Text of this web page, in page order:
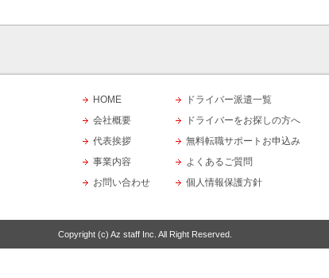
HOME
会社概要
代表挨拶
事業内容
お問い合わせ
ドライバー派遣一覧
ドライバーをお探しの方へ
無料転職サポートお申込み
よくあるご質問
個人情報保護方針
Copyright (c) Az staff Inc. All Right Reserved.